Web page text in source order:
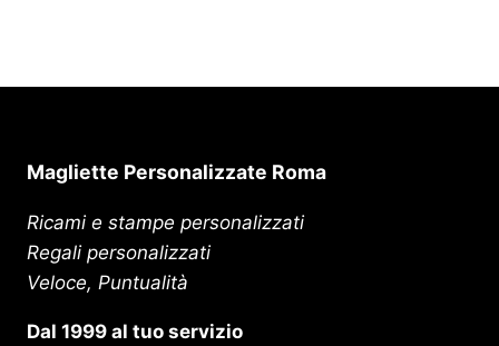
Magliette Personalizzate Roma
Ricami e stampe personalizzati
Regali personalizzati
Veloce, Puntualità
Dal 1999 al tuo servizio